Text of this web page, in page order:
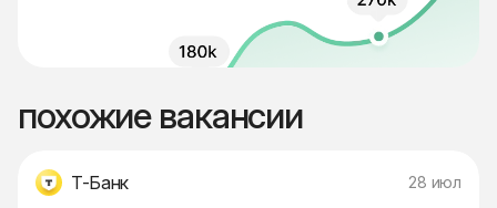
похожие вакансии
Т-Банк 28 июл